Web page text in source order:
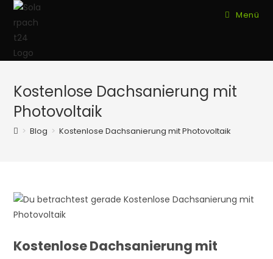
Zum
Inhalt
springen
Menü
Kostenlose Dachsanierung mit
Photovoltaik
> Blog > Kostenlose Dachsanierung mit Photovoltaik
Kostenlose Dachsanierung mit